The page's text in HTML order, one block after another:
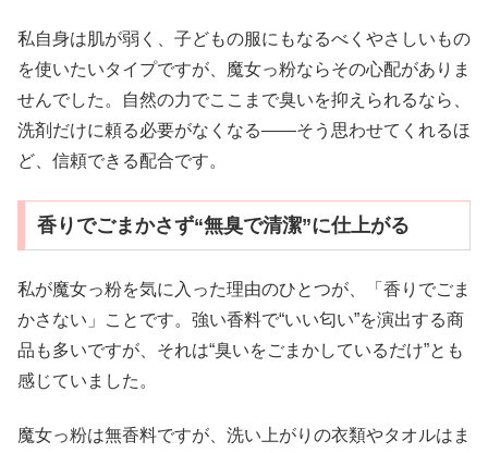
私自身は肌が弱く、子どもの服にもなるべくやさしいもの
を使いたいタイプですが、魔女っ粉ならその心配がありま
せんでした。自然の力でここまで臭いを抑えられるなら、
洗剤だけに頼る必要がなくなる——そう思わせてくれるほ
ど、信頼できる配合です。
香りでごまかさず“無臭で清潔”に仕上がる
私が魔女っ粉を気に入った理由のひとつが、「香りでごま
かさない」ことです。強い香料で“いい匂い”を演出する商
品も多いですが、それは“臭いをごまかしているだけ”とも
感じていました。
魔女っ粉は無香料ですが、洗い上がりの衣類やタオルはま